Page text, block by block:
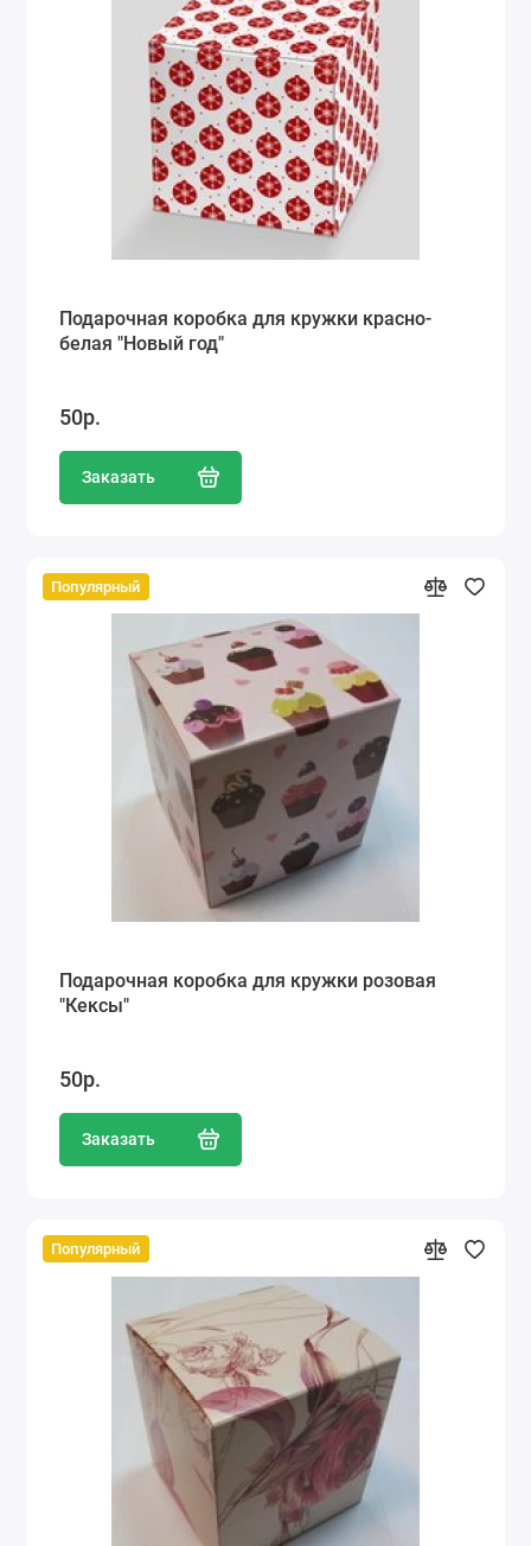
Подарочная коробка для кружки красно-
белая "Новый год"
50р.
Заказать
Популярный
Подарочная коробка для кружки розовая
"Кексы"
50р.
Заказать
Популярный